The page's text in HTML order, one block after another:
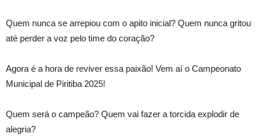
Quem nunca se arrepiou com o apito inicial? Quem nunca gritou
até perder a voz pelo time do coração?
Agora é a hora de reviver essa paixão! Vem aí o Campeonato
Municipal de Piritiba 2025!
Quem será o campeão? Quem vai fazer a torcida explodir de
alegria?